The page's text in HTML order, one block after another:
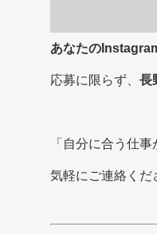
あなたの
応募に限らず、 長
「自分に合う仕
気軽にご連絡くだ